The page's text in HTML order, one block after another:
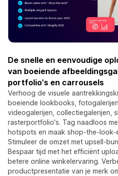
De snelle en eenvoudige
van boeiende
portfolio's en carrousels
Verhoog de visuele
boeiende lookbooks,
videogalerijen, collectiegalerijen,
rasterportfolio's. Tag naadloos
hotspots en maak shop-the-look-
Stimuleer de omzet met upsell-
Bespaar tijd met het efficiënt
betere online winkelervaring.
productpresentatie van je merk